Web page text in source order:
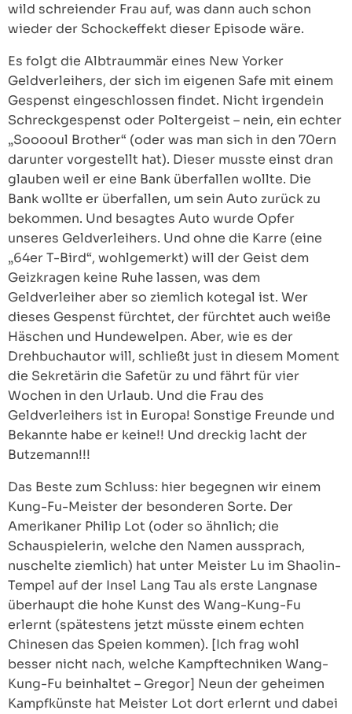
wild schreiender Frau auf, was dann auch schon
wieder der Schockeffekt dieser Episode wäre.
Es folgt die Albtraummär eines New Yorker
Geldverleihers, der sich im eigenen Safe mit einem
Gespenst eingeschlossen findet. Nicht irgendein
Schreckgespenst oder Poltergeist – nein, ein echter
„Sooooul Brother“ (oder was man sich in den 70ern
darunter vorgestellt hat). Dieser musste einst dran
glauben weil er eine Bank überfallen wollte. Die
Bank wollte er überfallen, um sein Auto zurück zu
bekommen. Und besagtes Auto wurde Opfer
unseres Geldverleihers. Und ohne die Karre (eine
„64er T-Bird“, wohlgemerkt) will der Geist dem
Geizkragen keine Ruhe lassen, was dem
Geldverleiher aber so ziemlich kotegal ist. Wer
dieses Gespenst fürchtet, der fürchtet auch weiße
Häschen und Hundewelpen. Aber, wie es der
Drehbuchautor will, schließt just in diesem Moment
die Sekretärin die Safetür zu und fährt für vier
Wochen in den Urlaub. Und die Frau des
Geldverleihers ist in Europa! Sonstige Freunde und
Bekannte habe er keine!! Und dreckig lacht der
Butzemann!!!
Das Beste zum Schluss: hier begegnen wir einem
Kung-Fu-Meister der besonderen Sorte. Der
Amerikaner Philip Lot (oder so ähnlich; die
Schauspielerin, welche den Namen aussprach,
nuschelte ziemlich) hat unter Meister Lu im Shaolin-
Tempel auf der Insel Lang Tau als erste Langnase
überhaupt die hohe Kunst des Wang-Kung-Fu
erlernt (spätestens jetzt müsste einem echten
Chinesen das Speien kommen). [Ich frag wohl
besser nicht nach, welche Kampftechniken Wang-
Kung-Fu beinhaltet – Gregor] Neun der geheimen
Kampfkünste hat Meister Lot dort erlernt und dabei